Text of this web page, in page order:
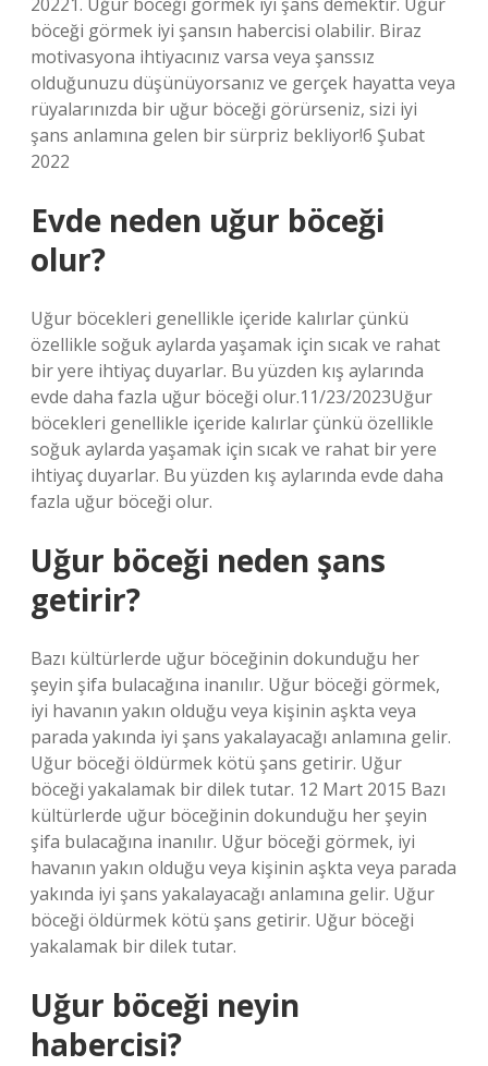
böceği görmek iyi şansın habercisi olabilir. Biraz
motivasyona ihtiyacınız varsa veya şanssız
olduğunuzu düşünüyorsanız ve gerçek hayatta veya
rüyalarınızda bir uğur böceği görürseniz, sizi iyi
şans anlamına gelen bir sürpriz bekliyor!6 Şubat
2022
Evde neden uğur böceği
olur?
Uğur böcekleri genellikle içeride kalırlar çünkü
özellikle soğuk aylarda yaşamak için sıcak ve rahat
bir yere ihtiyaç duyarlar. Bu yüzden kış aylarında
evde daha fazla uğur böceği olur.11/23/2023Uğur
böcekleri genellikle içeride kalırlar çünkü özellikle
soğuk aylarda yaşamak için sıcak ve rahat bir yere
ihtiyaç duyarlar. Bu yüzden kış aylarında evde daha
fazla uğur böceği olur.
Uğur böceği neden şans
getirir?
Bazı kültürlerde uğur böceğinin dokunduğu her
şeyin şifa bulacağına inanılır. Uğur böceği görmek,
iyi havanın yakın olduğu veya kişinin aşkta veya
parada yakında iyi şans yakalayacağı anlamına gelir.
Uğur böceği öldürmek kötü şans getirir. Uğur
böceği yakalamak bir dilek tutar. 12 Mart 2015 Bazı
kültürlerde uğur böceğinin dokunduğu her şeyin
şifa bulacağına inanılır. Uğur böceği görmek, iyi
havanın yakın olduğu veya kişinin aşkta veya parada
yakında iyi şans yakalayacağı anlamına gelir. Uğur
böceği öldürmek kötü şans getirir. Uğur böceği
yakalamak bir dilek tutar.
Uğur böceği neyin
habercisi?